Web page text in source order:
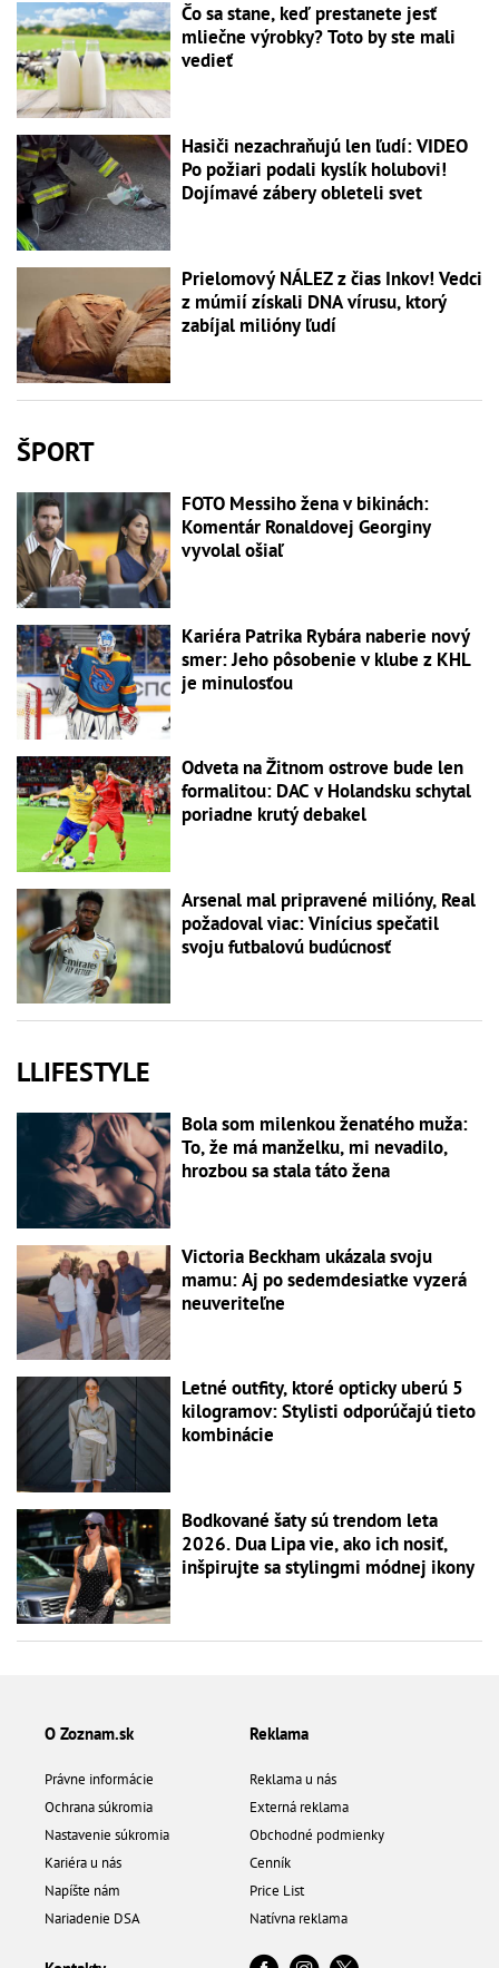
Čo sa stane, keď prestanete jesť
mliečne výrobky? Toto by ste mali
vedieť
Hasiči nezachraňujú len ľudí: VIDEO
Po požiari podali kyslík holubovi!
Dojímavé zábery obleteli svet
Prielomový NÁLEZ z čias Inkov! Vedci
z múmií získali DNA vírusu, ktorý
zabíjal milióny ľudí
ŠPORT
FOTO Messiho žena v bikinách:
Komentár Ronaldovej Georginy
vyvolal ošiaľ
Kariéra Patrika Rybára naberie nový
smer: Jeho pôsobenie v klube z KHL
je minulosťou
Odveta na Žitnom ostrove bude len
formalitou: DAC v Holandsku schytal
poriadne krutý debakel
Arsenal mal pripravené milióny, Real
požadoval viac: Vinícius spečatil
svoju futbalovú budúcnosť
LLIFESTYLE
Bola som milenkou ženatého muža:
To, že má manželku, mi nevadilo,
hrozbou sa stala táto žena
Victoria Beckham ukázala svoju
mamu: Aj po sedemdesiatke vyzerá
neuveriteľne
Letné outfity, ktoré opticky uberú 5
kilogramov: Stylisti odporúčajú tieto
kombinácie
Bodkované šaty sú trendom leta
2026. Dua Lipa vie, ako ich nosiť,
inšpirujte sa stylingmi módnej ikony
O Zoznam.sk
Právne informácie
Ochrana súkromia
Nastavenie súkromia
Kariéra u nás
Napíšte nám
Nariadenie DSA
Reklama
Reklama u nás
Externá reklama
Obchodné podmienky
Cenník
Price List
Natívna reklama